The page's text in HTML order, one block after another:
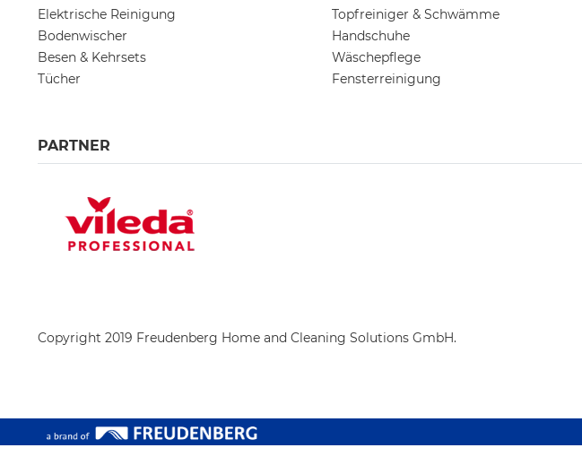
Elektrische Reinigung
Bodenwischer
Besen & Kehrsets
Tücher
Topfreiniger & Schwämme
Handschuhe
Wäschepflege
Fensterreinigung
PARTNER
Copyright 2019 Freudenberg Home and Cleaning Solutions GmbH.